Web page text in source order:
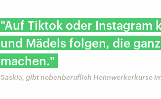
"Auf Tiktok oder Instagram
und Mädels folgen, die
machen."
Saskia, gibt nebenberuflich Heimwerkerkurse